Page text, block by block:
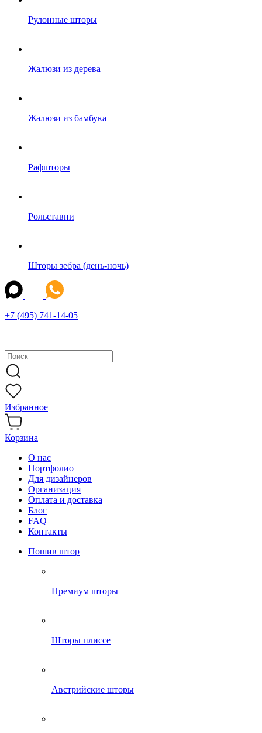
Рулонные шторы
Жалюзи из дерева
Жалюзи из бамбука
Рафшторы
Рольставни
Шторы зебра (день-ночь)
+7 (495) 741-14-05
Избранное
Корзина
О нас
Портфолио
Для дизайнеров
Организация
Оплата и доставка
Блог
FAQ
Контакты
Пошив штор
Премиум шторы
Шторы плиссе
Австрийские шторы